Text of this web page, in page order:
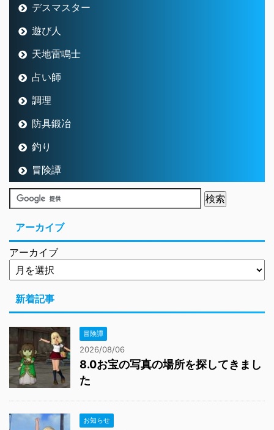
デスマスター
遊び人
天地雷鳴士
占い師
調理
防具鍛冶
釣り
冒険譚
アーカイブ
アーカイブ
新着記事
冒険譚
2026/08/06
8.0お宝の写真の場所を探してきまし
た
お知らせ